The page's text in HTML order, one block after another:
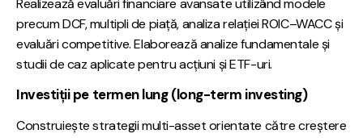
precum DCF, multipli de piață, analiza relației ROIC–WACC și
evaluări competitive. Elaborează analize fundamentale și
studii de caz aplicate pentru acțiuni și ETF-uri.
Investiții pe termen lung (long-term investing)
Construiește strategii multi-asset orientate către creștere